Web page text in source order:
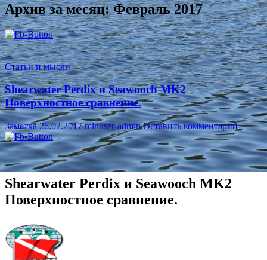
Архив за месяц: Февраль 2017
Статьи и мысли
Shearwater Perdix и Seawooch MK2
Поверхностное сравнение.
Заметка 26.02.2017 minuser-admin Оставить комментарий
Shearwater Perdix и Seawooch MK2
Поверхностное сравнение.